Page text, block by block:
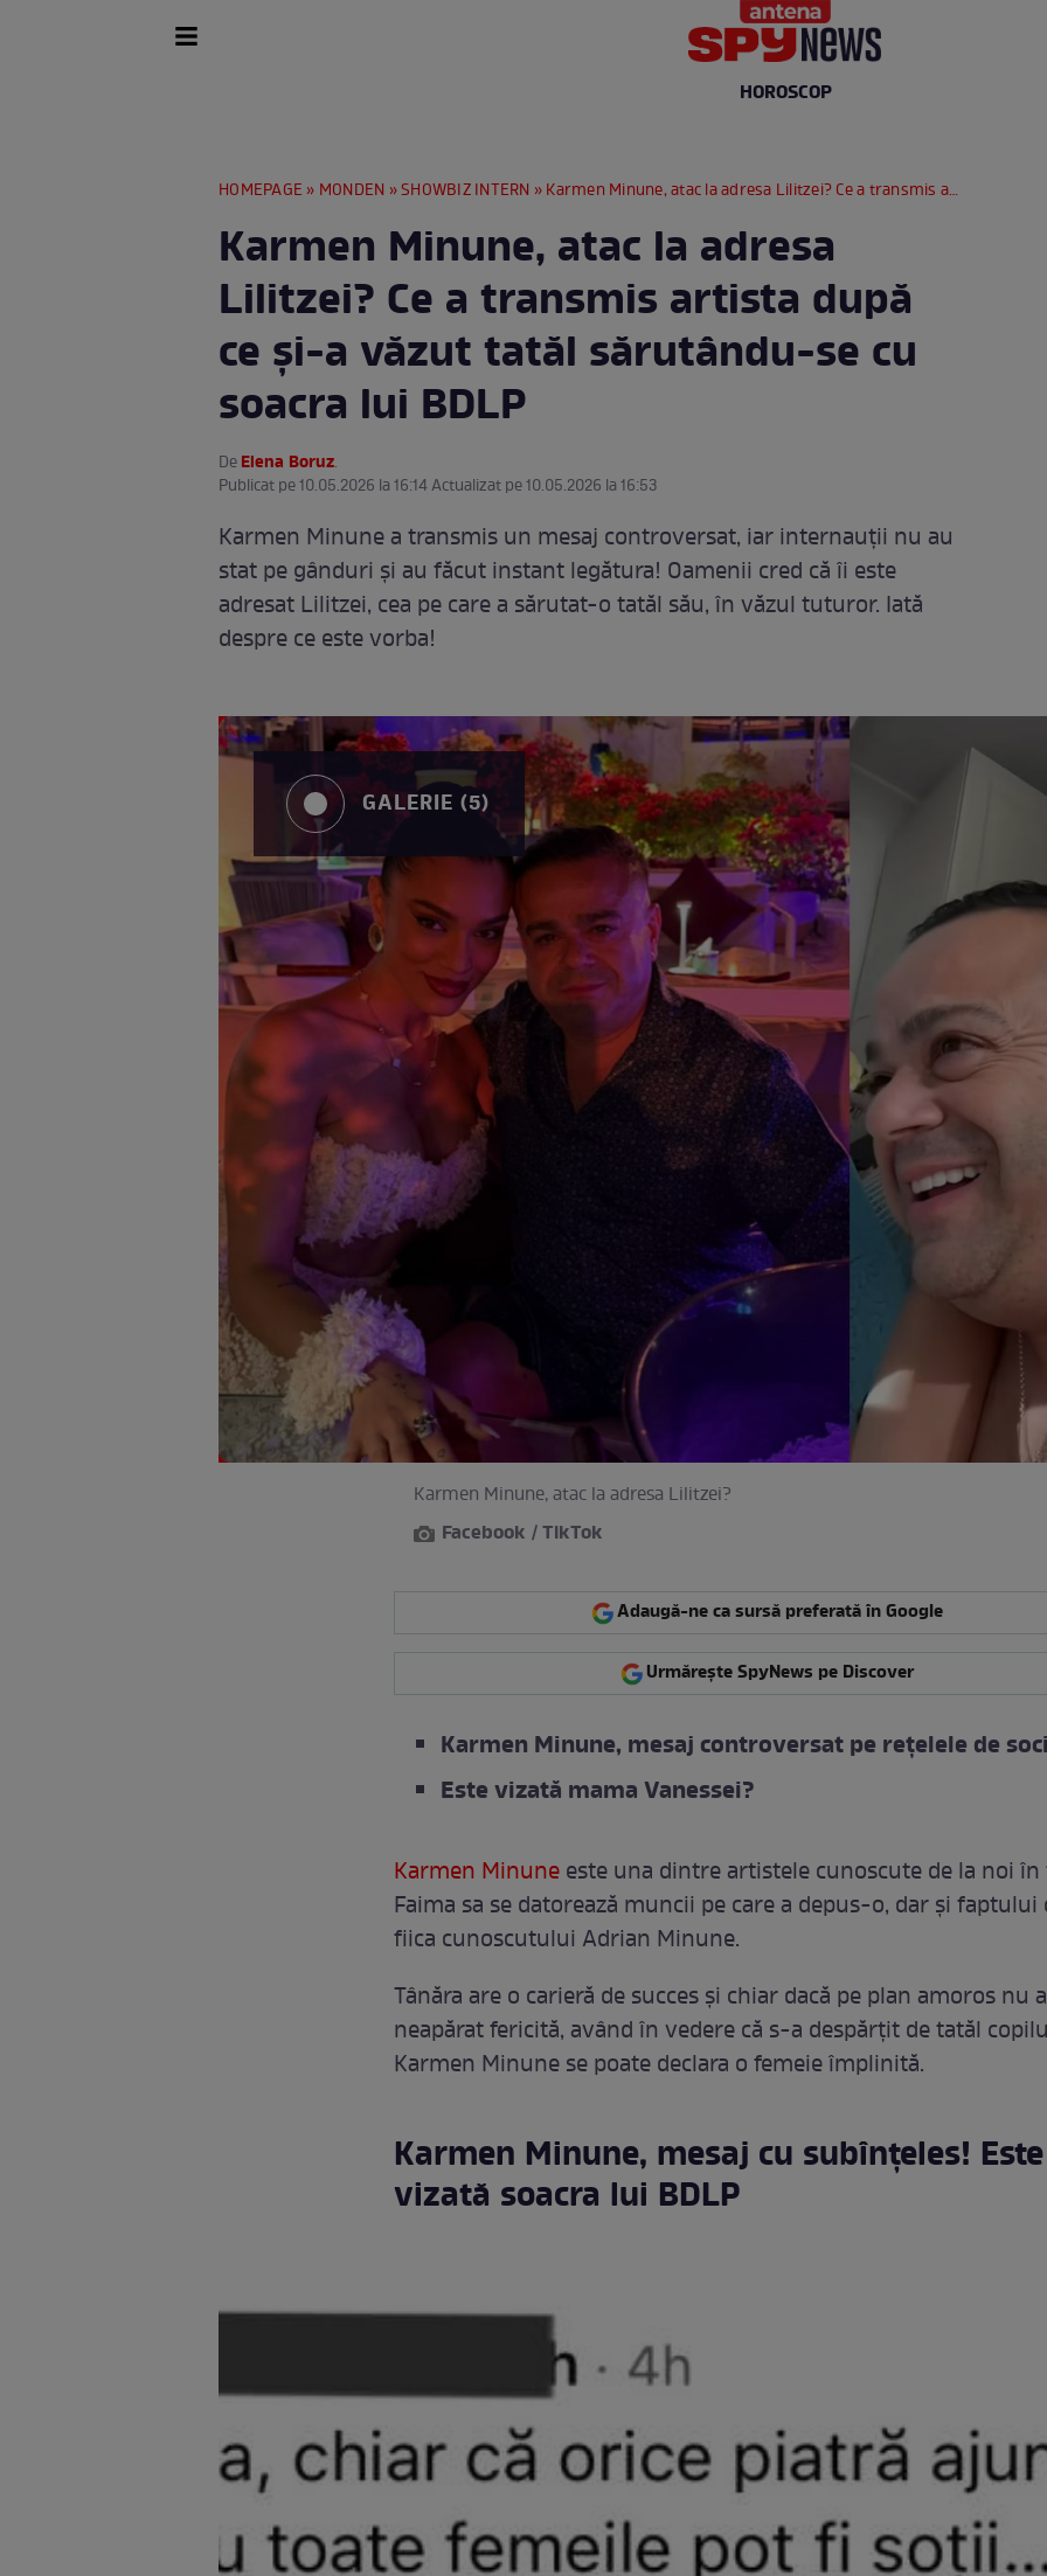
HOROSCOP
HOMEPAGE » MONDEN »SHOWBIZ INTERN » Karmen Minune, atac la adresa Lilitzei? Ce a transmis artista după ce și-a văzut tatăl sărutându-se cu soacra lui BDLP
Karmen Minune, atac la adresa
Lilitzei? Ce a transmis artista după
ce și-a văzut tatăl sărutându-se cu
soacra lui BDLP
DeElena Boruz.
Publicat pe 10.05.2026 la 16:14 Actualizat pe 10.05.2026 la 16:53
Karmen Minune a transmis un mesaj controversat, iar internauții nu au
stat pe gânduri și au făcut instant legătura! Oamenii cred că îi este
adresat Lilitzei, cea pe care a sărutat-o tatăl său, în văzul tuturor. Iată
despre ce este vorba!
GALERIE (5)
Karmen Minune, atac la adresa Lilitzei?
Facebook / TikTok
Adaugă-ne ca sursă preferată în Google
Urmărește SpyNews pe Discover
Karmen Minune, mesaj controversat pe rețelele de
Este vizată mama Vanessei?
Karmen Minuneeste una dintre artistele cunoscute de la noi în
Faima sa se datorează muncii pe care a depus-o, dar și faptului
fiica cunoscutului Adrian Minune.
Tânăra are o carieră de succes și chiar dacă pe plan amoros nu
neapărat fericită, având în vedere că s-a despărțit de tatăl
Karmen Minune se poate declara o femeie împlinită.
Karmen Minune, mesaj cu subînțeles! Este
vizată soacra lui BDLP